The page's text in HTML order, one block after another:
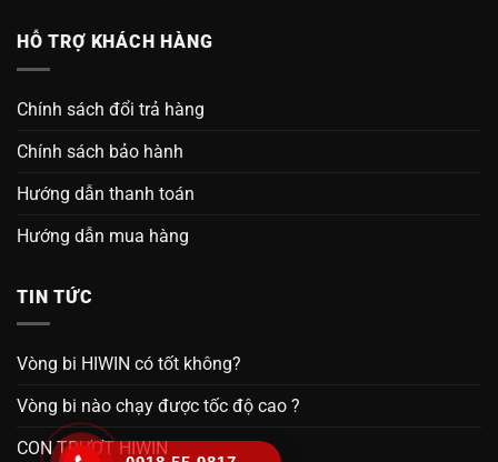
HỖ TRỢ KHÁCH HÀNG
Chính sách đổi trả hàng
Chính sách bảo hành
Hướng dẫn thanh toán
Hướng dẫn mua hàng
TIN TỨC
Vòng bi HIWIN có tốt không?
Vòng bi nào chạy được tốc độ cao ?
CON TRƯỢT HIWIN